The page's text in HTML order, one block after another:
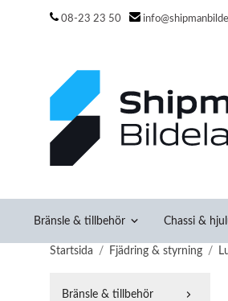
08-23 23 50
Bränsle & tillbehör Chassi &
Startsida / Fjädring & styrning /
Bränsle & tillbehör